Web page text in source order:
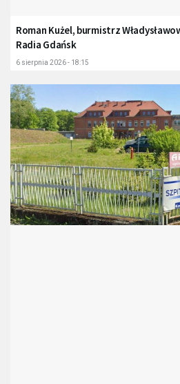
Roman Kużel, burmistrz
Radia Gdańsk
6 sierpnia 2026 - 18:15